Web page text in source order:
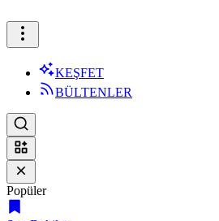
KEŞFET
BÜLTENLER
Popüler